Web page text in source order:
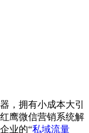
，拥有小成本大引
鹰微信营销系统解
业的“私域流量